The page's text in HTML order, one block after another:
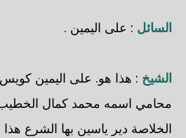
السائل : على اليمين .
الشيخ : هذا هو. على اليمين
محامي اسمه محمد كمال الخطيب
الخلاصة دير ياسين بها الشرع